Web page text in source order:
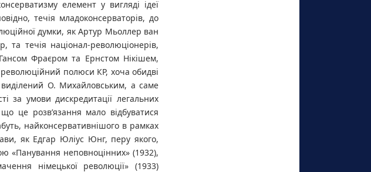
елемент у вигляді ідеї
течія младоконсерваторів, до
думки, як Артур Мьоллер ван
течія націонал-революціонерів,
Фраєром та Ернстом Нікішем,
полюси КР, хоча обидві
О. Михайловським, а саме
за умови дискредитації легальних
це розв’язання мало відбуватися
найконсервативнішого в рамках
як Едгар Юліус Юнг, перу якого,
«Панування неповноцінних» (1932),
німецької революції» (1933)